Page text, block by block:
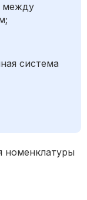
между
система
номенклатуры